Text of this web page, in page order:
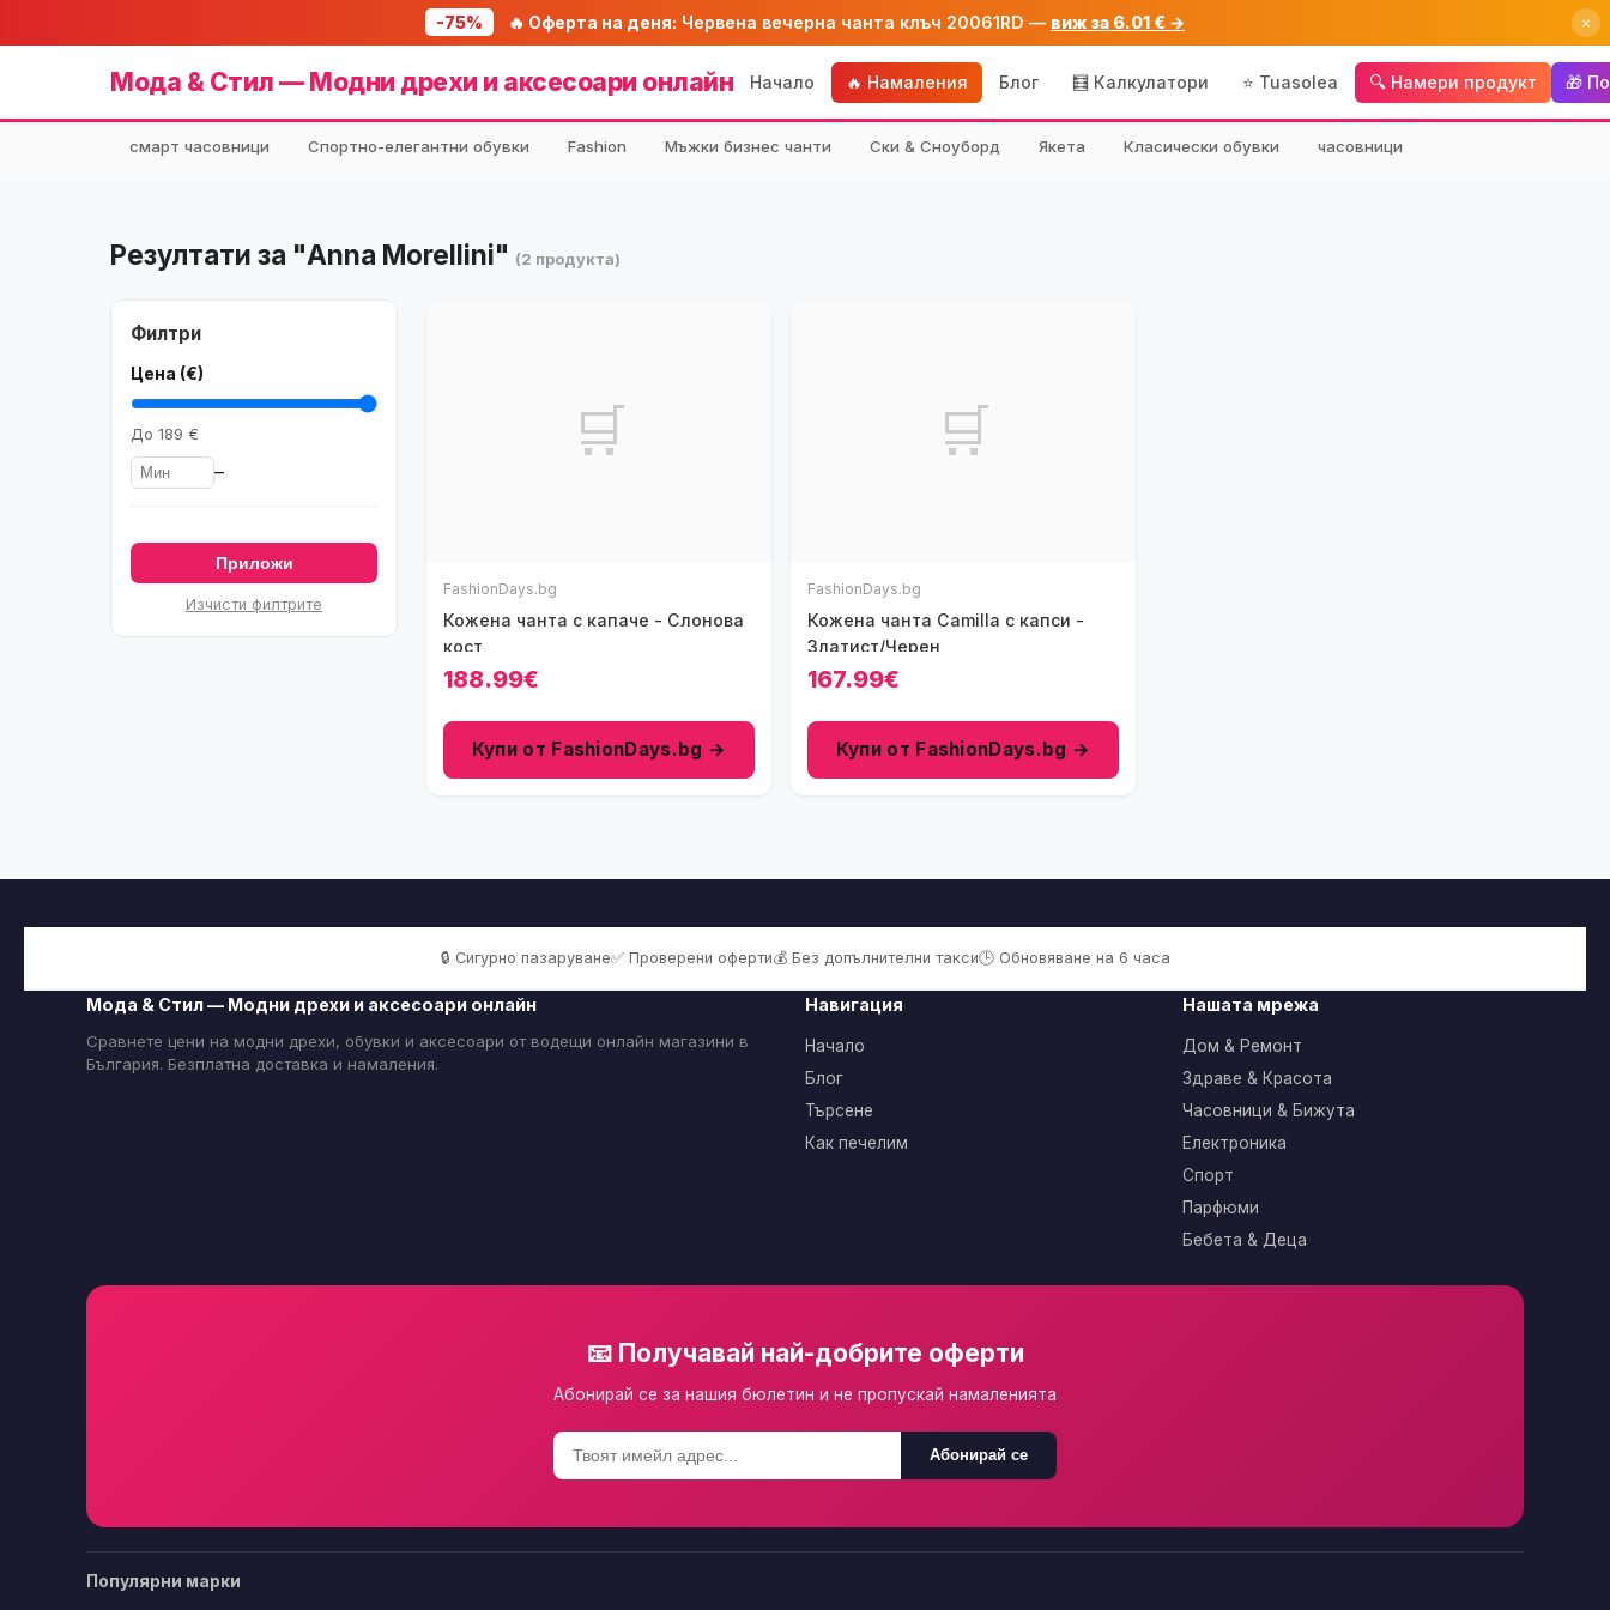
-75% 🔥 Оферта на деня: Червена вечерна чанта клъч 20061RD — виж за 6.01 € → ×
Мода & Стил — Модни дрехи и аксесоари онлайн Начало 🔥 Намаления Блог 🧮 Калкулатори ⭐ Tuasolea 🔍 Намери продукт 🎁
смарт часовници Спортно-елегантни обувки Fashion Мъжки бизнес чанти Ски & Сноуборд Якета Класически обувки часовници
Резултати за "Anna Morellini" (2 продукта)
Филтри
Цена (€)
До 189 €
–
Приложи
Изчисти филтрите
🛒
FashionDays.bg
Кожена чанта с капаче - Слонова
кост
188.99€
Купи от FashionDays.bg →
🛒
FashionDays.bg
Кожена чанта Camilla с капси -
Златист/Черен
167.99€
Купи от FashionDays.bg →
🔒 Сигурно пазаруване✅ Проверени оферти💰 Без допълнителни такси🕒 Обновяване на 6 часа
Мода & Стил — Модни дрехи и аксесоари онлайн
Сравнете цени на модни дрехи, обувки и аксесоари от водещи онлайн магазини в
България. Безплатна доставка и намаления.
Навигация
Начало
Блог
Търсене
Как печелим
Нашата мрежа
Дом & Ремонт
Здраве & Красота
Часовници & Бижута
Електроника
Спорт
Парфюми
Бебета & Деца
📧 Получавай най-добрите оферти
Абонирай се за нашия бюлетин и не пропускай намаленията
Абонирай се
Популярни марки